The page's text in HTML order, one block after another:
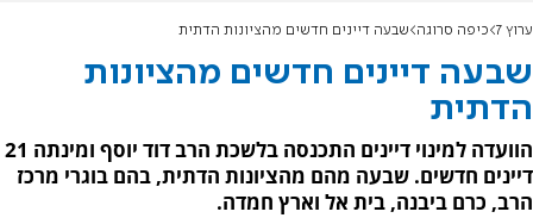
ערוץ 7 כיפה סרוגה שבעה דיינים חדשים מהציונות הדתית
שבעה דיינים חדשים מהציונות
הדתית
הוועדה למינוי דיינים התכנסה בלשכת הרב דוד יוסף ומינתה 21
דיינים חדשים. שבעה מהם מהציונות הדתית, בהם בוגרי מרכז
הרב, כרם ביבנה, בית אל וארץ חמדה.